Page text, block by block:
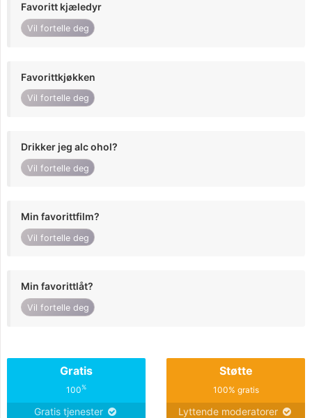
Favoritt kjæledyr
Vil fortelle deg
Favorittkjøkken
Vil fortelle deg
Drikker jeg alc ohol?
Vil fortelle deg
Min favorittfilm?
Vil fortelle deg
Min favorittlåt?
Vil fortelle deg
Gratis
100%
Gratis tjenester
Støtte
100% gratis
Lyttende moderatorer